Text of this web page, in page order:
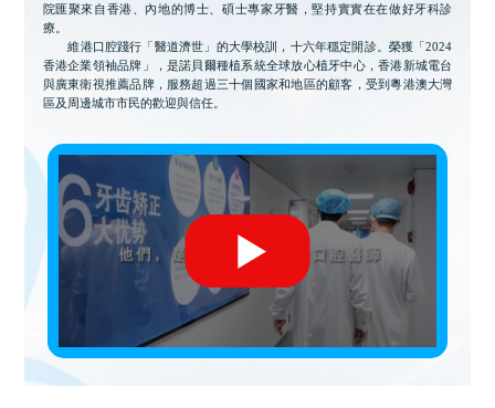
院匯聚來自香港、內地的博士、碩士專家牙醫，堅持實實在在做好牙科診
療。
維港口腔踐行「醫道濟世」的大學校訓，十六年穩定開診。榮獲「2024
香港企業領袖品牌」，是諾貝爾種植系統全球放心植牙中心，香港新城電台
與廣東衛視推薦品牌，服務超過三十個國家和地區的顧客，受到粵港澳大灣
區及周邊城市市民的歡迎與信任。